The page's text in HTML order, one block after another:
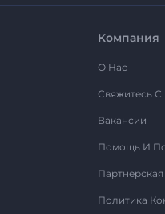
Компания
О Нас
Свяжитесь
Вакансии
Помощь И
Политика